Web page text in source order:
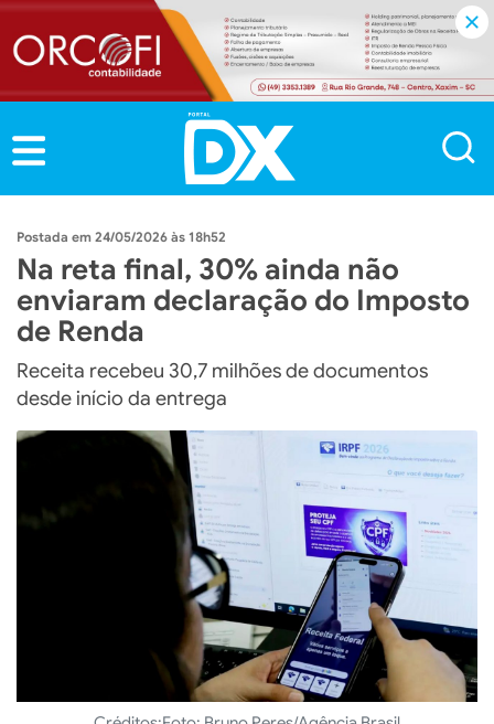
24/05/2026 às 18h52
Na reta final, 30% ainda não
enviaram declaração do Imposto
de Renda
Receita recebeu 30,7 milhões de documentos
desde início da entrega